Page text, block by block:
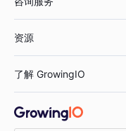
鞋服行业
汽车行业
金融行业
智能运营
获客分析
资源
增长公开课
了解 GrowingIO
关于 GrowingIO